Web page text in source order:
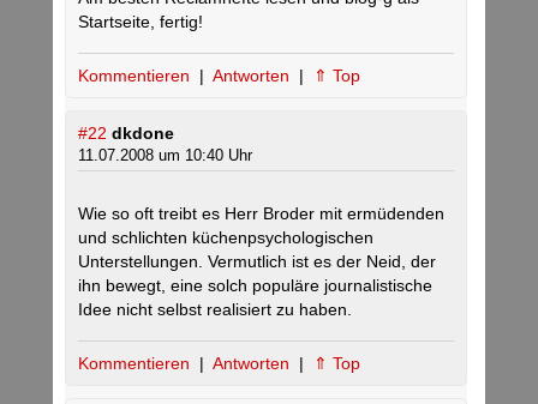
Startseite, fertig!
Kommentieren | Antworten | ⇑ Top
#22 dkdone
11.07.2008 um 10:40 Uhr
Wie so oft treibt es Herr Broder mit ermüdenden
und schlichten küchenpsychologischen
Unterstellungen. Vermutlich ist es der Neid, der
ihn bewegt, eine solch populäre journalistische
Idee nicht selbst realisiert zu haben.
Kommentieren | Antworten | ⇑ Top